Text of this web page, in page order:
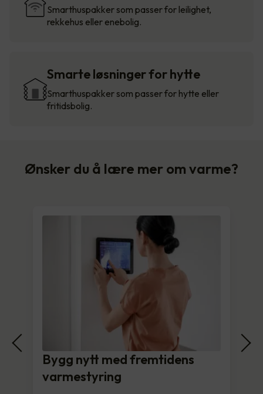
Smarthuspakker som passer for leilighet,
rekkehus eller enebolig.
Smarte løsninger for hytte
Smarthuspakker som passer for hytte eller
fritidsbolig.
Ønsker du å lære mer om varme?
Bygg nytt med fremtidens
varmestyring